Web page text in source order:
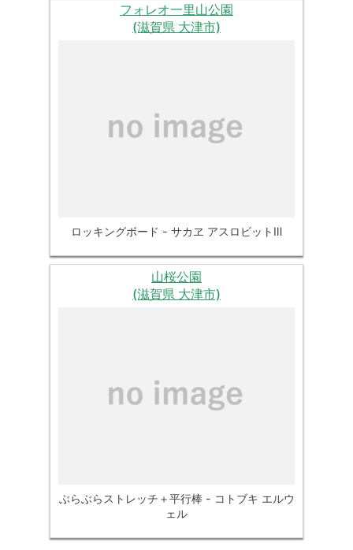
フォレオ一里山公園
(滋賀県 大津市)
ロッキングボード - サカヱ アスロビットⅢ
山桜公園
(滋賀県 大津市)
ぶらぶらストレッチ＋平行棒 - コトブキ エルウ
ェル